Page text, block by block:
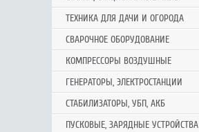
ТЕХНИКА ДЛЯ ДАЧИ И ОГОРОДА
СВАРОЧНОЕ ОБОРУДОВАНИЕ
КОМПРЕССОРЫ ВОЗДУШНЫЕ
ГЕНЕРАТОРЫ, ЭЛЕКТРОСТАНЦИИ
СТАБИЛИЗАТОРЫ, УБП, АКБ
ПУСКОВЫЕ, ЗАРЯДНЫЕ УСТРОЙСТВА